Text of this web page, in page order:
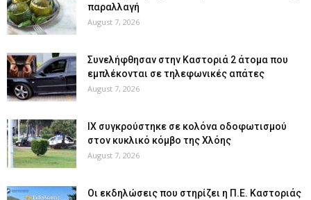
παραλλαγή
August 7, 2026
Συνελήφθησαν στην Καστοριά 2 άτομα που
εμπλέκονται σε τηλεφωνικές απάτες
August 7, 2026
ΙΧ συγκρούστηκε σε κολόνα οδοφωτισμού
στον κυκλικό κόμβο της Χλόης
August 7, 2026
Οι εκδηλώσεις που στηρίζει η Π.Ε. Καστοριάς